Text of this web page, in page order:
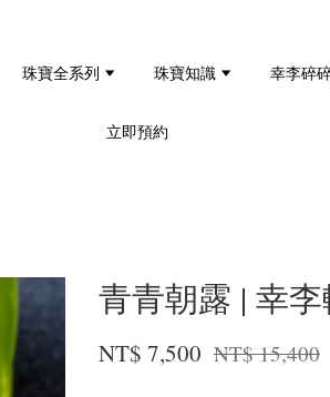
珠寶全系列 珠寶知識 幸李碎
立即預約
青青朝露 | 幸
NT$ 7,500 NT$ 15,400